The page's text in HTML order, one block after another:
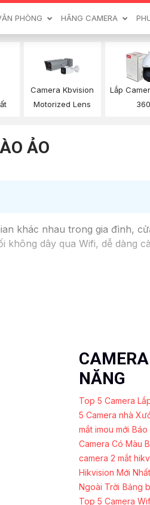
PHÒNG HÃNG CAMERA
Camera Kbvision
Motorized Lens
Lắp
360
ẢO
khác nhau trong gia đình,
dây qua Wifi, dễ dàng
NĂNG
Top 5 Camera
5 Camera nhà
mắt imou mới Báo
Camera Có Màu
camera 2 mắt
Hikvision Mới Nhất
Ngoài Trời Bảng
Top 5 Camera